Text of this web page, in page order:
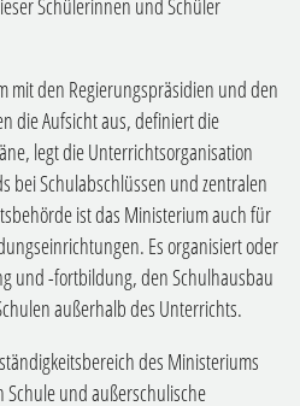
mit den Regierungspräsidien und den
die Aufsicht aus, definiert die
legt die Unterrichtsorganisation
bei Schulabschlüssen und zentralen
ist das Ministerium auch für
Es organisiert oder
und -fortbildung, den Schulhausbau
außerhalb des Unterrichts.
des Ministeriums
und außerschulische